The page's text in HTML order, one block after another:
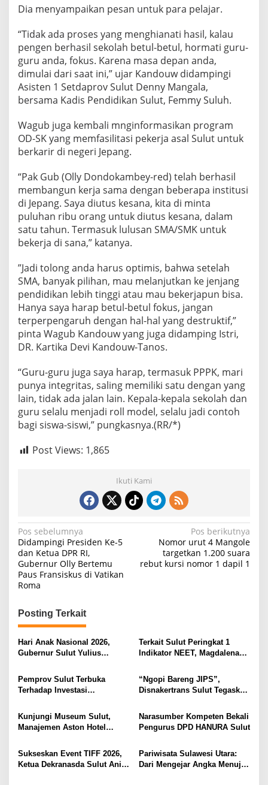
Dia menyampaikan pesan untuk para pelajar.
“Tidak ada proses yang menghianati hasil, kalau
pengen berhasil sekolah betul-betul, hormati guru-
guru anda, fokus. Karena masa depan anda,
dimulai dari saat ini,” ujar Kandouw didampingi
Asisten 1 Setdaprov Sulut Denny Mangala,
bersama Kadis Pendidikan Sulut, Femmy Suluh.
Wagub juga kembali mnginformasikan program
OD-SK yang memfasilitasi pekerja asal Sulut untuk
berkarir di negeri Jepang.
“Pak Gub (Olly Dondokambey-red) telah berhasil
membangun kerja sama dengan beberapa institusi
di Jepang. Saya diutus kesana, kita di minta
puluhan ribu orang untuk diutus kesana, dalam
satu tahun. Termasuk lulusan SMA/SMK untuk
bekerja di sana,” katanya.
”Jadi tolong anda harus optimis, bahwa setelah
SMA, banyak pilihan, mau melanjutkan ke jenjang
pendidikan lebih tinggi atau mau bekerjapun bisa.
Hanya saya harap betul-betul fokus, jangan
terperpengaruh dengan hal-hal yang destruktif,”
pinta Wagub Kandouw yang juga didamping Istri,
DR. Kartika Devi Kandouw-Tanos.
“Guru-guru juga saya harap, termasuk PPPK, mari
punya integritas, saling memiliki satu dengan yang
lain, tidak ada jalan lain. Kepala-kepala sekolah dan
guru selalu menjadi roll model, selalu jadi contoh
bagi siswa-siswi,” pungkasnya.(RR/*)
Post Views: 1,865
Ikuti Kami
N
a
v
i
a
s
i
o
Pos sebelumnya
Didampingi Presiden Ke-5
dan Ketua DPR RI,
Gubernur Olly Bertemu
Paus Fransiskus di Vatikan
Roma
Pos berikutnya
Nomor urut 4 Mangole
targetkan 1.200 suara
rebut kursi nomor 1 dapil 1
Posting Terkait
Hari Anak Nasional 2026,
Gubernur Sulut Yulius
Ruang Aman Bagi Anak, di
Lingkungan Fisik Maupun di
Ruang Digital
Terkait Sulut Peringkat 1
Indikator NEET, Magdalena
Secara Proposional, Agar
Tidak Timbul Persepsi Keliru
Pemprov Sulut Terbuka
Terhadap Investasi
“Ngopi Bareng JIPS”,
Disnakertrans Sulut Tegaskan
Pekerja dari Ancaman PHK
Kunjungi Museum Sulut,
Manajemen Aston Hotel
Kebudayaan Ke Wisatawan
Narasumber Kompeten Bekali
Pengurus DPD HANURA Sulut
Sukseskan Event TIFF 2026,
Ketua Dekranasda Sulut Anik
Pariwisata Sulawesi Utara:
Dari Mengejar Angka Menuju